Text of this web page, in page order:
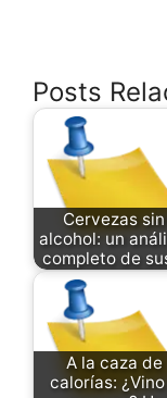
Posts
Cervezas sin
alcohol: un
completo de
A la caza de
calorías: